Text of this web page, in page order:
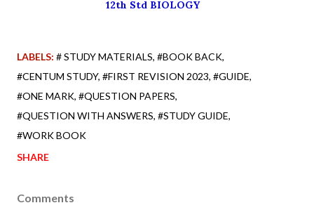
12th Std BIOLOGY
LABELS: # STUDY MATERIALS #BOOK BACK
#CENTUM STUDY #FIRST REVISION 2023 #GUIDE
#ONE MARK #QUESTION PAPERS
#QUESTION WITH ANSWERS #STUDY GUIDE
#WORK BOOK
SHARE
Comments